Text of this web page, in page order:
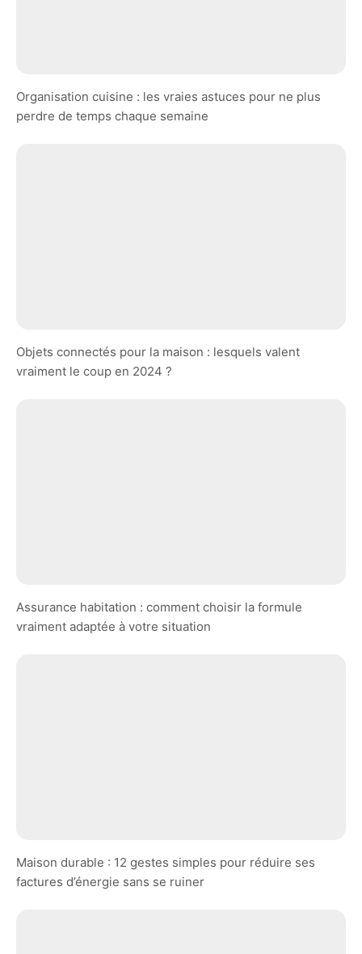
Organisation cuisine : les vraies astuces pour ne plus
perdre de temps chaque semaine
Objets connectés pour la maison : lesquels valent
vraiment le coup en 2024 ?
Assurance habitation : comment choisir la formule
vraiment adaptée à votre situation
Maison durable : 12 gestes simples pour réduire ses
factures d’énergie sans se ruiner